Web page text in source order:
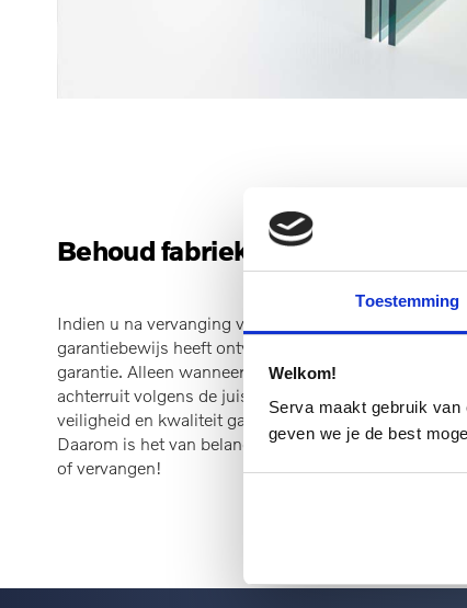
Toestemming
Welkom!
Serva maakt gebruik
geven we je de best
Behoud fabrieksgarantie
Indien u na vervanging van een achterruit een Volvo
garantiebewijs heeft ontvangen, dan heeft u
garantie. Alleen wanneer gebruik is gemaakt van
achterruit volgens de juiste Volvo-voorschriften is
veiligheid en kwaliteit garanderen als af-fabriek.
Daarom is het van belang uw zijruit uitsluitend door
of vervangen!